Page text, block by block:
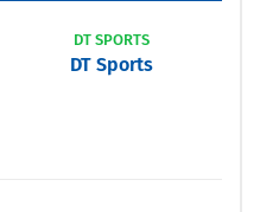
DT SPORTS
DT Sports